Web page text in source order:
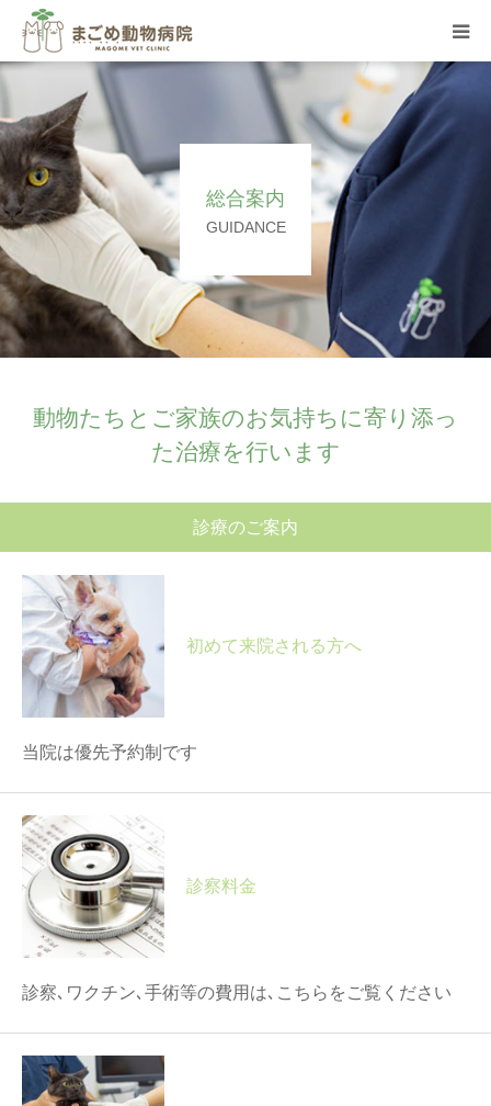
総合案内
GUIDANCE
動物たちとご家族のお気持ちに寄り添っ
た治療を行います
診療のご案内
初めて来院される方へ
当院は優先予約制です
診察料金
診察､ワクチン､手術等の費用は､こちらをご覧ください
総合案内
院内の様子
トリミング
スタッフ紹介
求人のご案内
お問合せ